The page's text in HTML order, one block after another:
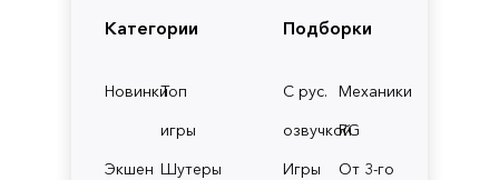
Категории
НовинкиТоп
игры
Экшен Шутеры
Подборки
С рус.
озвучкой
Механики
RG
Игры
От 3-го